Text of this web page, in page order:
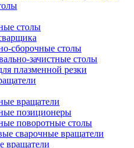
столы
сборочные столы
зачистные столы
плазменной резки
вращатели
позиционеры
поворотные столы
сварочные вращатели
вращатели